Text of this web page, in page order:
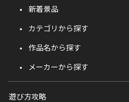
新着景品
カテゴリから探す
作品名から探す
メーカーから探す
遊び方攻略